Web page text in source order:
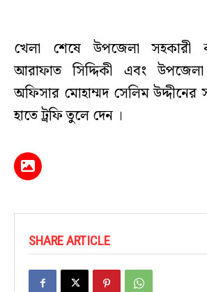
খেলা শেষে উপজেলা সহকারী
আরাফাত সিদ্দিকী এবং উপজেলা
অফিসার মোহাম্মদ সেলিম উদ্দীনের
হাতে ট্রফি তুলে দেন ।
SHARE ARTICLE